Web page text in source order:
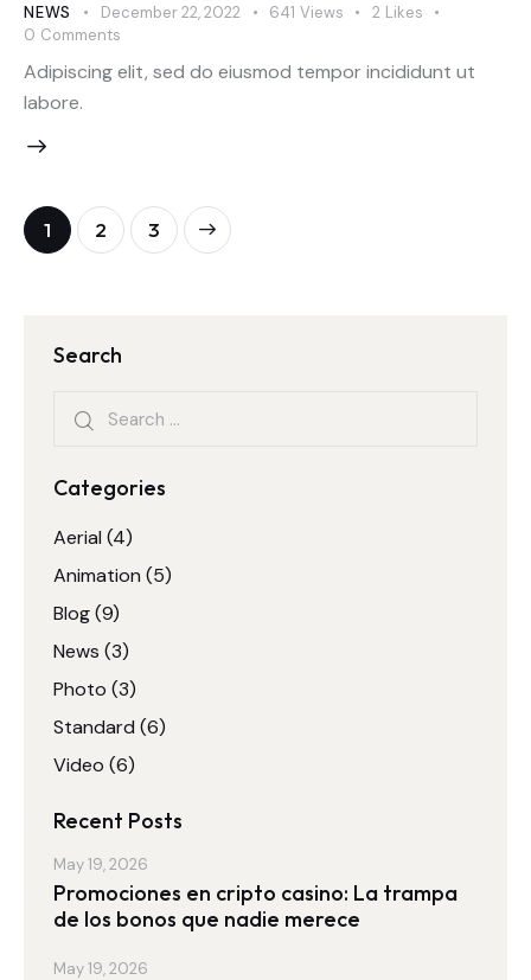
NEWS December 22, 2022 641 Views 2 Likes
0 Comments
Adipiscing elit, sed do eiusmod tempor incididunt ut
labore.
1 2 3
Search
Categories
Aerial (4)
Animation (5)
Blog(9)
News (3)
Photo (3)
Standard (6)
Video (6)
Recent Posts
May 19, 2026
Promociones en cripto casino: La trampa
de los bonos que nadie merece
May 19, 2026